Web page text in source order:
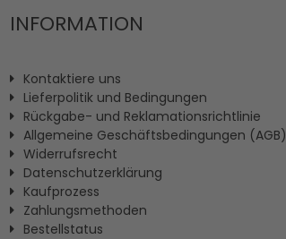
INFORMATION
Kontaktiere uns
Lieferpolitik und Bedingungen
Rückgabe- und Reklamationsrichtlinie
Allgemeine Geschäftsbedingungen (AGB)
Widerrufsrecht
Datenschutzerklärung
Kaufprozess
Zahlungsmethoden
Bestellstatus